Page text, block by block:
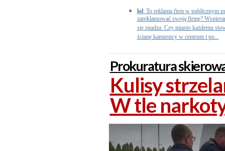
lol: To reklama firm w publicznym
zareklamować swoją firmę?
się zgadza. Czy miasto każdemu
ścianę kamienicy w centrum i po...
Prokuratura
Kulisy
W tle